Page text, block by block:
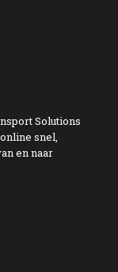
Solutions
snel,
en naar